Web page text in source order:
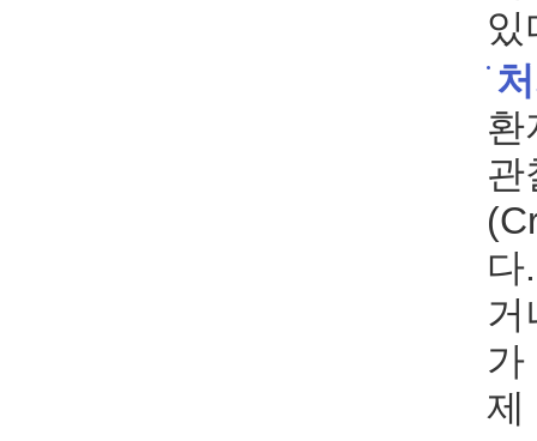
있
환
관
다
거
가
제